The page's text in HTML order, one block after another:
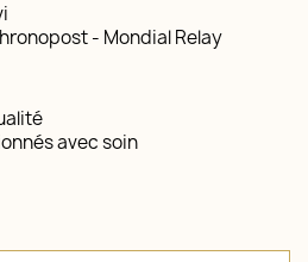
- Mondial Relay
avec soin